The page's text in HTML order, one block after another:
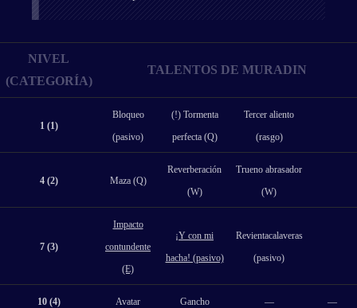
NIVEL
(CATEGORÍA)
TALENTOS DE MURADIN
1 (1)
Bloqueo
(pasivo)
(!) Tormenta
perfecta (Q)
Tercer aliento
(rasgo)
4 (2) Maza (Q)
Reverberación
(W)
Trueno abrasador
(W)
7 (3)
Impacto
contundente
(E)
¡Y con mi
hacha! (pasivo)
Revientacalaveras
(pasivo)
10 (4) Avatar Gancho — —